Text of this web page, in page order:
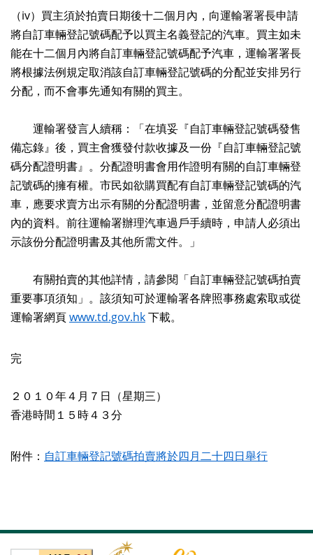
（iv）買主須於拍賣日期後十二個月內，向運輸署署長申請
將自訂車輛登記號碼配予以買主名義登記的汽車。買主如未
能在十二個月內將自訂車輛登記號碼配予汽車，運輸署署長
將根據法例規定取消該自訂車輛登記號碼的分配並安排另行
分配，而不會事先通知有關的買主。
運輸署發言人續稱：「在填妥『自訂車輛登記號碼發售
備忘錄』後，買主會獲發付款收據及一份『自訂車輛登記號
碼分配證明書』。分配證明書會用作證明有關的自訂車輛登
記號碼的擁有權。市民如欲購買配有自訂車輛登記號碼的汽
車，應要求賣方出示有關的分配證明書，並留意分配證明書
內的資料。前往運輸署辦理汽車過戶手續時，申請人必須出
示該份分配證明書及其他所需文件。」
有關拍賣的其他詳情，請參閱「自訂車輛登記號碼拍賣
重要事項須知」。該須知可於運輸署各牌照事務處索取或從
運輸署網頁www.td.gov.hk下載。
完
２０１０年４月７日（星期三）
香港時間１５時４３分
附件： 自訂車輛登記號碼拍賣將於四月二十四日舉行